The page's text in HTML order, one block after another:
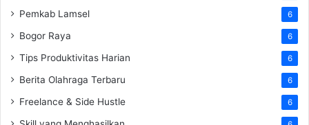
Pemkab Lamsel 6
Bogor Raya 6
Tips Produktivitas Harian 6
Berita Olahraga Terbaru 6
Freelance & Side Hustle 6